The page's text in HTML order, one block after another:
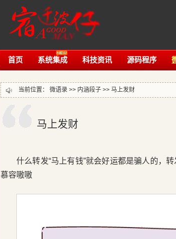
首页 系统集成 科技资讯 源码程序
当前位置： 微语录 >> 内涵段子 >> 马上发财
马上发财
什么转发“马上有钱”就会好运都是骗人的，
慕容嗷嗷